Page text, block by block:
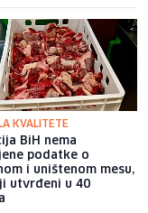
KVALITETE
BiH nema
podatke o
i uništenom mesu,
utvrđeni u 40